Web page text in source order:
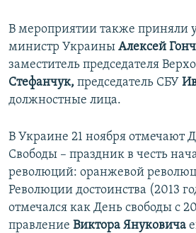
В мероприятии также приняли
министр Украины Алексей
заместитель председателя
Стефанчук, председатель СБУ
должностные лица.
В Украине 21 ноября отмечают
Свободы – праздник в честь
революций: оранжевой
Революции достоинства (2013
отмечался как День свободы с
правление Виктора Януковича